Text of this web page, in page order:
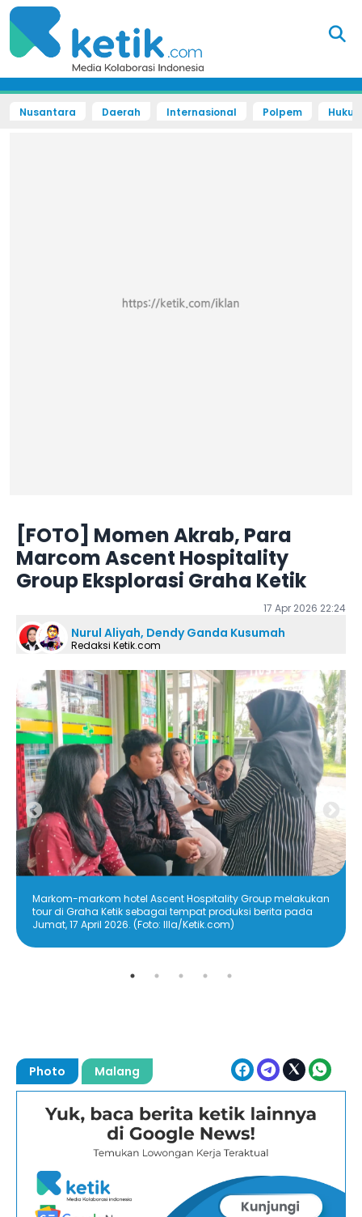
Nusantara Daerah Internasional Polpem
[FOTO] Momen Akrab, Para
Marcom Ascent Hospitality
Group Eksplorasi Graha Ketik
17 Apr 2026 22:24
Nurul Aliyah, Dendy Ganda Kusumah
Redaksi Ketik.com
Markom-markom hotel Ascent Hospitality Group melakukan
tour di Graha Ketik sebagai tempat produksi berita pada
Jumat, 17 April 2026. (Foto: Illa/Ketik.com)
Photo Malang